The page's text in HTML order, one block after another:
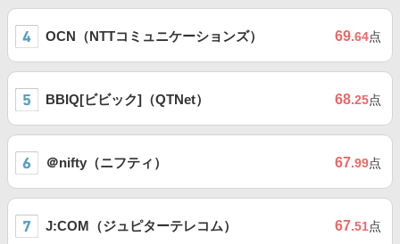
OCN（NTTコミュニケーションズ） 69.64点
BBIQ[ビビック]（QTNet） 68.25点
＠nifty（ニフティ） 67.99点
J:COM（ジュピターテレコム） 67.51点